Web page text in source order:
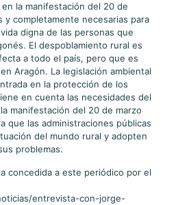
la manifestación del 20 de
y completamente necesarias para
digna de las personas que
El despoblamiento rural es
a todo el país, pero que es
Aragón. La legislación ambiental
en la protección de los
en cuenta las necesidades del
manifestación del 20 de marzo
que las administraciones públicas
del mundo rural y adopten
problemas.
concedida a este periódico por el
entrevista-con-jorge-